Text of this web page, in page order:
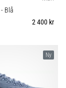
- Blå
2 400 kr
Ny